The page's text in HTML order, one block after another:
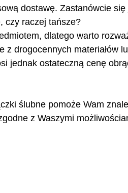
dostawę. Zastanówcie
czy raczej tańsze?
dlatego warto
z drogocennych materiałów
jednak ostateczną cenę
ślubne pomoże Wam
z Waszymi